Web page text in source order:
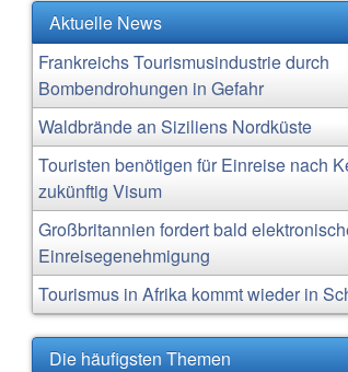
Aktuelle News
Frankreichs Tourismusindustrie durch
Bombendrohungen in Gefahr
Waldbrände an Siziliens Nordküste
Touristen benötigen für Einreise nach
zukünftig Visum
Großbritannien fordert bald
Einreisegenehmigung
Tourismus in Afrika kommt wieder in
Die häufigsten Themen